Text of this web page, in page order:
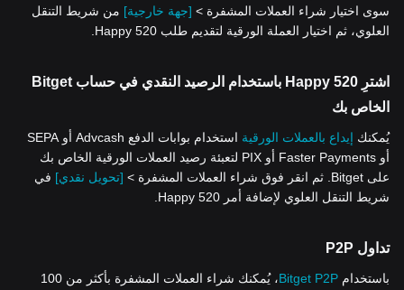
سوى اختيار شراء العملات المشفرة > [جهة خارجية] من شريط التنقل
العلوي، ثم اختيار العملة الورقية لتقديم طلب Happy 520.
اشترِ Happy 520 باستخدام الرصيد النقدي في حساب Bitget
الخاص بك
يُمكنك إيداع بالعملات الورقية
استخدام بوابات الدفع Advcash أو SEPA
أو Faster Payments أو PIX لتعبئة رصيد العملات الورقية الخاص بك
على Bitget. ثم انقر فوق شراء العملات المشفرة >
[تحويل نقدي] في
شريط التنقل العلوي لإضافة أمر Happy 520.
تداول P2P
باستخدام Bitget P2P
، يُمكنك شراء العملات المشفرة بأكثر من 100